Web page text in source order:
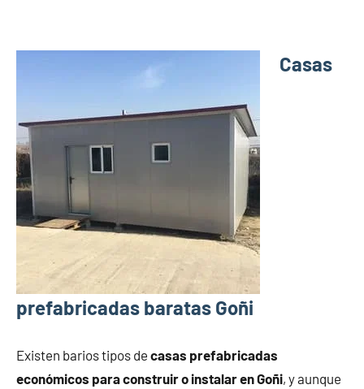
Casas
prefabricadas baratas Goñi
Existen barios tipos de casas prefabricadas
económicos para construir o instalar en Goñi, y aunque